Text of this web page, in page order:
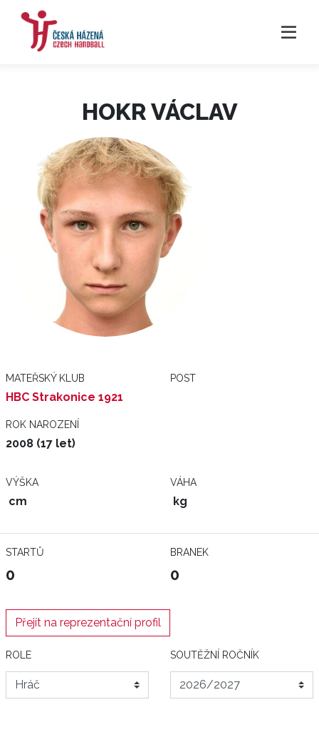
HOKR VÁCLAV
MATEŘSKÝ KLUB
HBC Strakonice 1921
POST
ROK NAROZENÍ
2008 (17 let)
VÝŠKA
cm
VÁHA
kg
STARTŮ
0
BRANEK
0
Přejít na reprezentační profil
ROLE SOUTĚŽNÍ ROČNÍK